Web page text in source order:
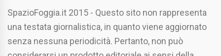
SpazioFoggia.it 2015 - Questo sito non rappresenta
una testata giornalistica, in quanto viene aggiornato
senza nessuna periodicità. Pertanto, non può